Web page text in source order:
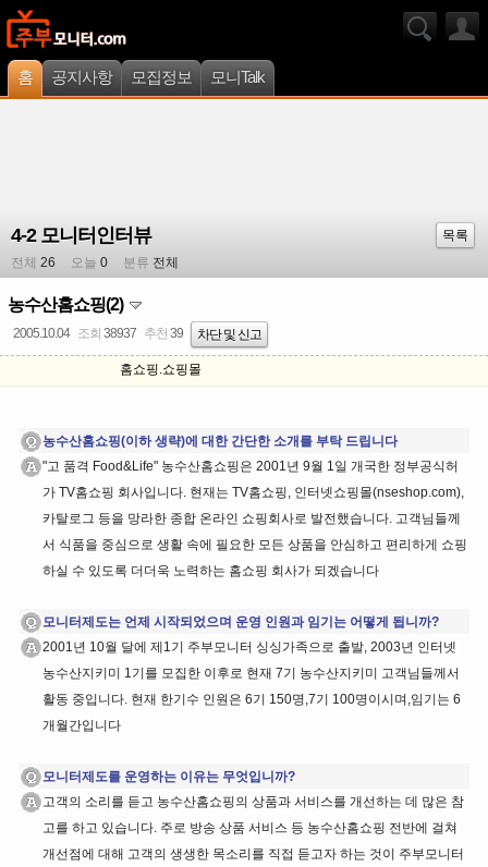
홈 공지사항 모집정보 모니Talk
4-2 모니터인터뷰
목록
전체 26 오늘 0 분류 전체
농수산홈쇼핑(2)
2005.10.04 조회 38937 추천 39 차단 및 신고
홈쇼핑.쇼핑몰
농수산홈쇼핑(이하 생략)에 대한 간단한 소개를 부탁 드립니다
"고 품격 Food&Life" 농수산홈쇼핑은 2001년 9월 1일 개국한 정부공식허
가 TV홈쇼핑 회사입니다. 현재는 TV홈쇼핑, 인터넷쇼핑몰(nseshop.com),
카탈로그 등을 망라한 종합 온라인 쇼핑회사로 발전했습니다. 고객님들께
서 식품을 중심으로 생활 속에 필요한 모든 상품을 안심하고 편리하게 쇼핑
하실 수 있도록 더더욱 노력하는 홈쇼핑 회사가 되겠습니다
모니터제도는 언제 시작되었으며 운영 인원과 임기는 어떻게 됩니까?
2001년 10월 달에 제1기 주부모니터 싱싱가족으로 출발, 2003년 인터넷
농수산지키미 1기를 모집한 이후로 현재 7기 농수산지키미 고객님들께서
활동 중입니다. 현재 한기수 인원은 6기 150명,7기 100명이시며,임기는 6
개월간입니다
모니터제도를 운영하는 이유는 무엇입니까?
고객의 소리를 듣고 농수산홈쇼핑의 상품과 서비스를 개선하는 데 많은 참
고를 하고 있습니다. 주로 방송 상품 서비스 등 농수산홈쇼핑 전반에 걸쳐
개선점에 대해 고객의 생생한 목소리를 직접 듣고자 하는 것이 주부모니터